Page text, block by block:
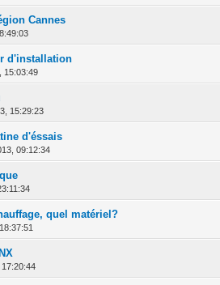
Cannes
5 en moyenne
12345
d'installation
15:03:49
5 en moyenne
12345
15:29:23
sur 5 en moyenne
d'éssais
09:12:34
5 en moyenne
1 2345
5 en moyenne
quel matériel?
sur 5 en moyenne
123 45
5 en moyenne